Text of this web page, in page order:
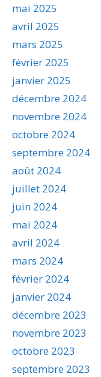
mai 2025
avril 2025
mars 2025
février 2025
janvier 2025
décembre 2024
novembre 2024
octobre 2024
septembre 2024
août 2024
juillet 2024
juin 2024
mai 2024
avril 2024
mars 2024
février 2024
janvier 2024
décembre 2023
novembre 2023
octobre 2023
septembre 2023